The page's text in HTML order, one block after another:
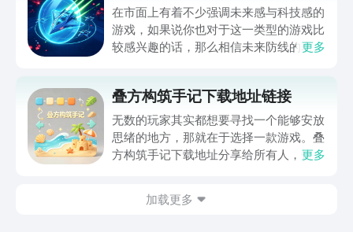
在市面上有着不少强调未来感与科技感的
游戏，如果说你也对于这一类型的游戏比
较感兴趣的话，那么相信未来防线的名字
关链接，在最近这款游戏的热度非常之
高，无论是先进前卫的背景设定，还是紧
张有趣的战斗玩法，都吸引着不少同学的
关注，你是否也想要提前进行预约，方便
更多
叠方构筑手记下载地址链接
无数的玩家其实都想要寻找一个能够安放
思绪的地方，那就在于选择一款游戏。叠
方构筑手记下载地址分享给所有人，这一
情。如果大家想要下载这款游戏，其实方
更多
加载更多